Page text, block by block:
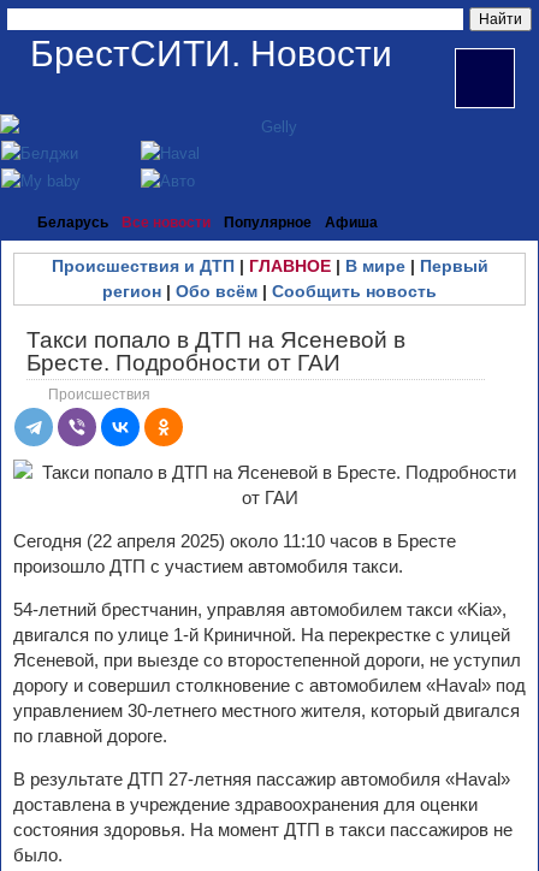
БрестСИТИ. Новости
Беларусь Все новости Популярное Афиша
Происшествия и ДТП| ГЛАВНОЕ| В мире| Первый
регион | Обо всём | Сообщить новость
Такси попало в ДТП на Ясеневой в
Бресте. Подробности от ГАИ
Происшествия
Сегодня (22 апреля 2025) около 11:10 часов в Бресте
произошло ДТП с участием автомобиля такси.
54-летний брестчанин, управляя автомобилем такси «Kia»,
двигался по улице 1-й Криничной. На перекрестке с улицей
Ясеневой, при выезде со второстепенной дороги, не уступил
дорогу и совершил столкновение с автомобилем «Haval» под
управлением 30-летнего местного жителя, который двигался
по главной дороге.
В результате ДТП 27-летняя пассажир автомобиля «Haval»
доставлена в учреждение здравоохранения для оценки
состояния здоровья. На момент ДТП в такси пассажиров не
было.